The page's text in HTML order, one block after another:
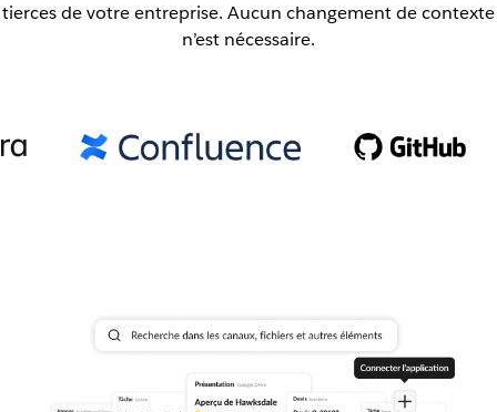
tierces de votre entreprise. Aucun changement de contexte
n’est nécessaire.